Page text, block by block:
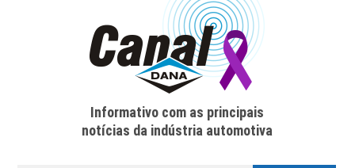
Informativo com as principais
notícias da indústria automotiva